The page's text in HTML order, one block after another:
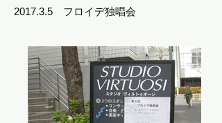
2017.3.5 フロイデ独唱会